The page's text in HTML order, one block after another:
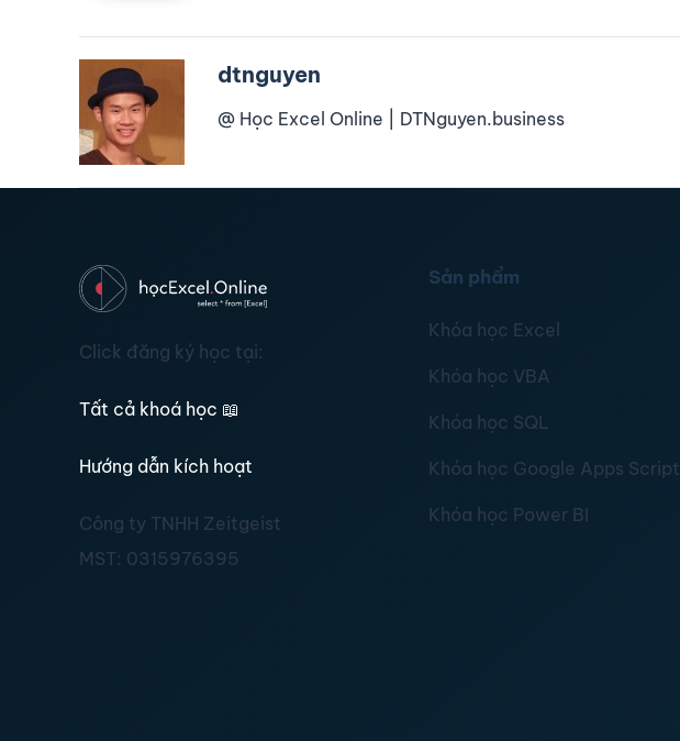
dtnguyen
@ Học Excel Online | DTNguyen.business
Click đăng ký học tại:
Tất cả khoá học 📖
Hướng dẫn kích hoạt
Công ty TNHH Zeitgeist
MST: 0315976395
Sản phẩm
Khóa học Excel
Khóa học VBA
Khóa học SQL
Khóa học Google Apps Script
Khóa học Power BI